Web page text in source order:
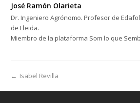
José Ramón Olarieta
Dr. Ingeniero Agrónomo. Profesor de
de Lleida.
Miembro de la plataforma Som lo que
← Isabel Revilla